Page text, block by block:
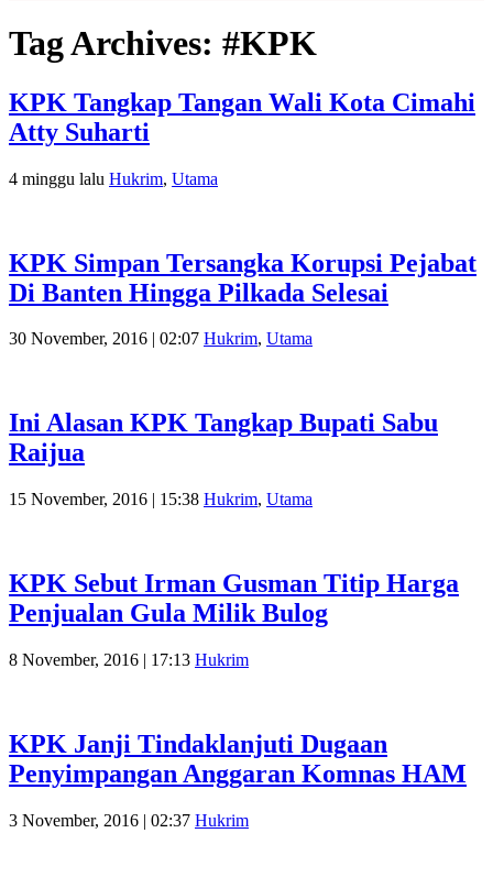
Tag Archives: #KPK
KPK Tangkap Tangan Wali Kota Cimahi
Atty Suharti
4 minggu lalu Hukrim, Utama
KPK Simpan Tersangka Korupsi Pejabat
Di Banten Hingga Pilkada Selesai
30 November, 2016 | 02:07 Hukrim, Utama
Ini Alasan KPK Tangkap Bupati Sabu
Raijua
15 November, 2016 | 15:38 Hukrim, Utama
KPK Sebut Irman Gusman Titip Harga
Penjualan Gula Milik Bulog
8 November, 2016 | 17:13 Hukrim
KPK Janji Tindaklanjuti Dugaan
Penyimpangan Anggaran Komnas HAM
3 November, 2016 | 02:37 Hukrim